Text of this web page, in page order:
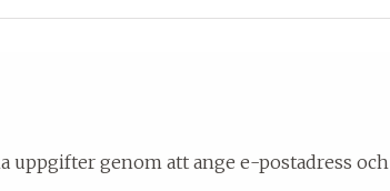
uppgifter genom att ange e-postadress och